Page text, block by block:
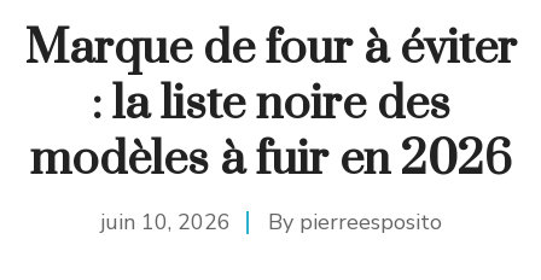
Marque de four à éviter
: la liste noire des
modèles à fuir en 2026
juin 10, 2026 By pierreesposito